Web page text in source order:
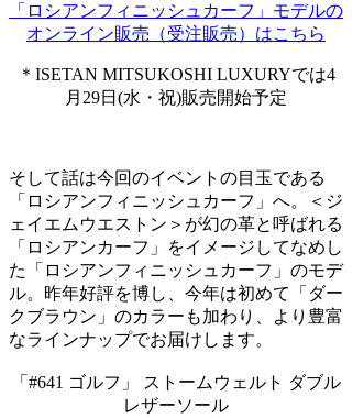
「ロシアンフィニッシュカーフ」モデルの
オンライン販売（受注販売）はこちら
＊ISETAN MITSUKOSHI LUXURYでは4
月29日(水・祝)販売開始予定
そして話は今回のイベントの目玉である
「ロシアンフィニッシュカーフ」へ。＜ジ
ェイエムウエストン＞が幻の革と呼ばれる
「ロシアンカーフ」をイメージしてなめし
た「ロシアンフィニッシュカーフ」のモデ
ル。昨年好評を博し、今年は初めて「ダー
クブラウン」のカラーも加わり、より豊富
なラインナップでお届けします。
「#641 ゴルフ」 ストームウェルト ダブル
レザーソール